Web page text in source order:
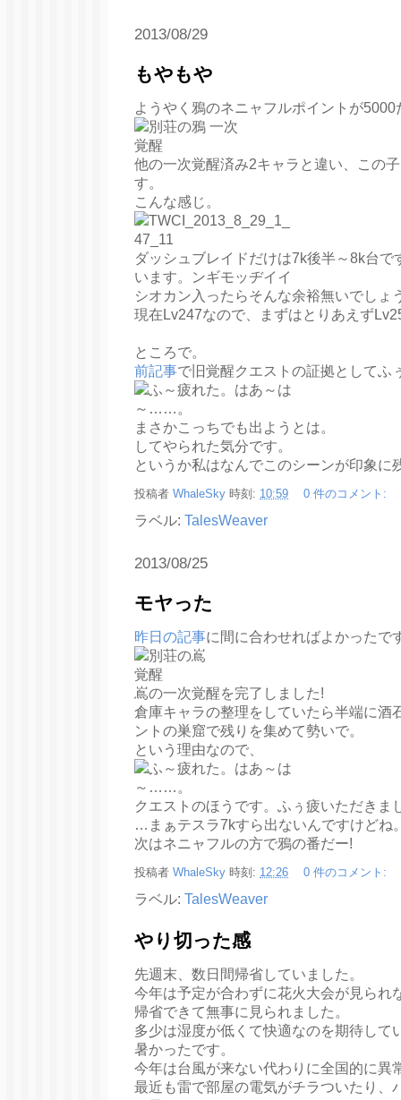
2013/08/29
もやもや
ようやく鴉のネニャフルポイントが
他の一次覚醒済み2キャラと違い、この
す。
こんな感じ。
ダッシュブレイドだけは7k後半～8k台
います。ンギモッヂイイ
シオカン入ったらそんな余裕無いでしょ
現在Lv247なので、まずはとりあえず
ところで。
前記事で旧覚醒クエストの証拠として
まさかこっちでも出ようとは。
してやられた気分です。
というか私はなんでこのシーンが印象に
投稿者 WhaleSky 時刻: 10:59 0 件のコメント:
ラベル: TalesWeaver
2013/08/25
モヤった
昨日の記事に間に合わせればよかったで
嶌の一次覚醒を完了しました!
倉庫キャラの整理をしていたら半端に酒
ントの巣窟で残りを集めて勢いで。
という理由なので、
クエストのほうです。ふぅ疲いただきま
…まぁテスラ7kすら出ないんですけどね
次はネニャフルの方で鴉の番だー!
投稿者 WhaleSky 時刻: 12:26 0 件のコメント:
ラベル: TalesWeaver
やり切った感
先週末、数日間帰省していました。
今年は予定が合わずに花火大会が見られ
帰省できて無事に見られました。
多少は湿度が低くて快適なのを期待し
暑かったです。
今年は台風が来ない代わりに全国的に異
最近も雷で部屋の電気がチラついたり、